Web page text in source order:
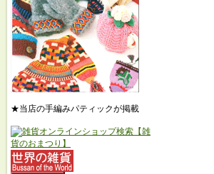
★当店の手編みパティックが掲載